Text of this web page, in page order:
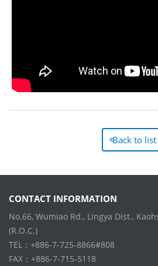
Back to list
CONTACT INFORMATION
No.66, Wumiao Rd., Lingya Dist.,
(R.O.C.)
TEL：+886-7-725-8866#808
FAX：+886-7-715-5118